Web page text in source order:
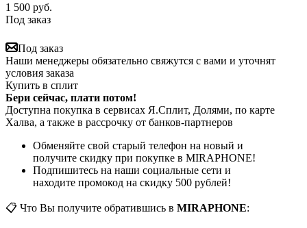
1 500 руб.
Под заказ
Под заказ
Наши менеджеры обязательно свяжутся с вами и уточнят
условия заказа
Купить в сплит
Бери сейчас, плати потом!
Доступна покупка в сервисах Я.Сплит, Долями, по карте
Халва, а также в рассрочку от банков-партнеров
Обменяйте свой старый телефон на новый и
получите скидку при покупке в MIRAPHONE!
Подпишитесь на наши социальные сети и
находите промокод на скидку 500 рублей!
📋 Что Вы получите обратившись в MIRAPHONE: